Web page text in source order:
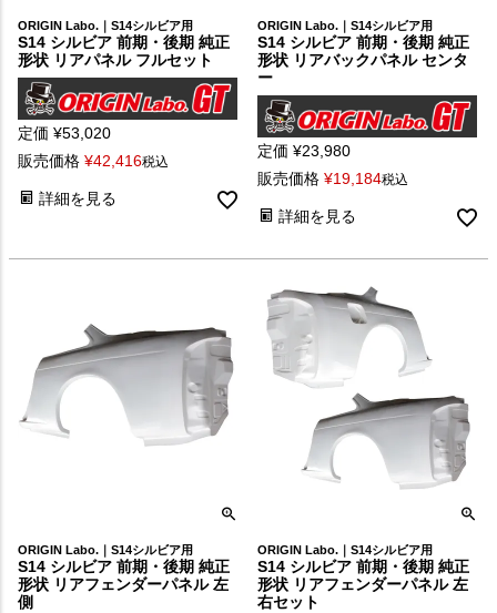
ORIGIN Labo.｜S14シルビア用
S14 シルビア 前期・後期 純正
形状 リアパネル フルセット
定価 ¥53,020
販売価格 ¥42,416税込
詳細を見る
ORIGIN Labo.｜S14シルビア用
S14 シルビア 前期・後期 純正
形状 リアバックパネル センタ
ー
定価 ¥23,980
販売価格 ¥19,184税込
詳細を見る
ORIGIN Labo.｜S14シルビア用
S14 シルビア 前期・後期 純正
形状 リアフェンダーパネル 左
側
ORIGIN Labo.｜S14シルビア用
S14 シルビア 前期・後期 純正
形状 リアフェンダーパネル 左
右セット